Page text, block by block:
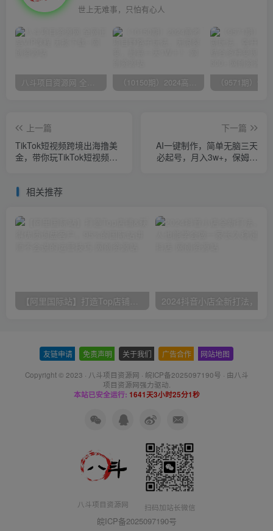
世上无难事，只怕有心人
八斗项目资源网 全网正品VIP课程 无损下载~ （10150期）2024高考项目野路子玩法，无限裂变，最高一天1W＋！
上一篇
TikTok短视频跨境出海撸美
金，带你玩TikTok短视频
下一篇
AI一键制作，简单无脑三天
必起号，月入3w+，保姆级
相关推荐
【阿里国际站】打造Top店铺&获得优质询盘客户，​95%的国际站讲师不会说的运营技巧
友链申请 免责声明 关于我们 广告合作 网站地图
Copyright © 2023 · 八斗项目资源网 · 皖ICP备2025097190号 · 由八斗
项目资源网强力驱动.
本站已安全运行: 1641天3小时25分1秒
八斗项目资源网 扫码加站长微信
皖ICP备2025097190号